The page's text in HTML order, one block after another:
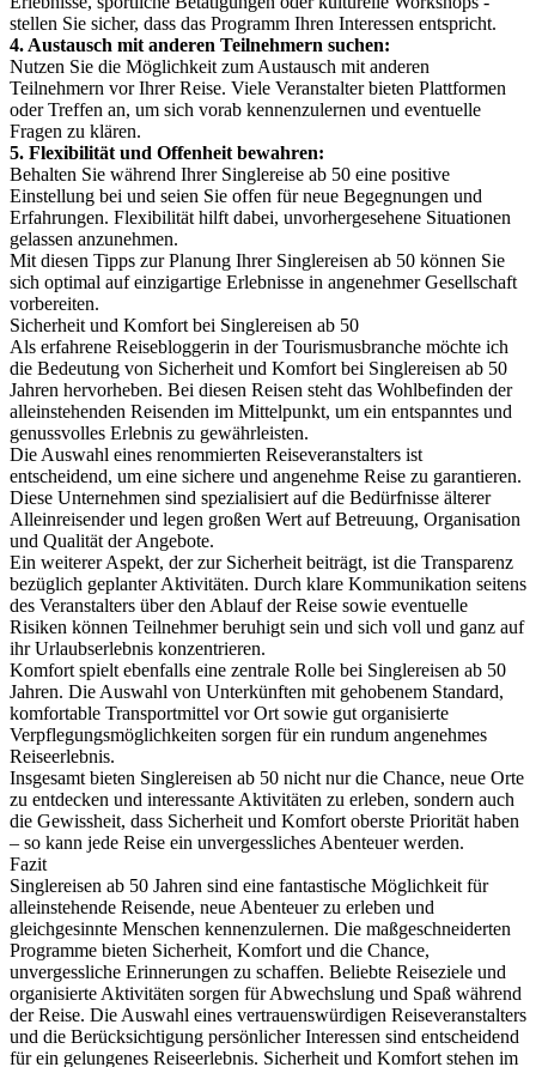
stellen Sie sicher, dass das Programm Ihren Interessen entspricht.
4. Austausch mit anderen Teilnehmern suchen:
Nutzen Sie die Möglichkeit zum Austausch mit anderen
Teilnehmern vor Ihrer Reise. Viele Veranstalter bieten Plattformen
oder Treffen an, um sich vorab kennenzulernen und eventuelle
Fragen zu klären.
5. Flexibilität und Offenheit bewahren:
Behalten Sie während Ihrer Singlereise ab 50 eine positive
Einstellung bei und seien Sie offen für neue Begegnungen und
Erfahrungen. Flexibilität hilft dabei, unvorhergesehene Situationen
gelassen anzunehmen.
Mit diesen Tipps zur Planung Ihrer Singlereisen ab 50 können Sie
sich optimal auf einzigartige Erlebnisse in angenehmer Gesellschaft
vorbereiten.
Sicherheit und Komfort bei Singlereisen ab 50
Als erfahrene Reisebloggerin in der Tourismusbranche möchte ich
die Bedeutung von Sicherheit und Komfort bei Singlereisen ab 50
Jahren hervorheben. Bei diesen Reisen steht das Wohlbefinden der
alleinstehenden Reisenden im Mittelpunkt, um ein entspanntes und
genussvolles Erlebnis zu gewährleisten.
Die Auswahl eines renommierten Reiseveranstalters ist
entscheidend, um eine sichere und angenehme Reise zu garantieren.
Diese Unternehmen sind spezialisiert auf die Bedürfnisse älterer
Alleinreisender und legen großen Wert auf Betreuung, Organisation
und Qualität der Angebote.
Ein weiterer Aspekt, der zur Sicherheit beiträgt, ist die Transparenz
bezüglich geplanter Aktivitäten. Durch klare Kommunikation seitens
des Veranstalters über den Ablauf der Reise sowie eventuelle
Risiken können Teilnehmer beruhigt sein und sich voll und ganz auf
ihr Urlaubserlebnis konzentrieren.
Komfort spielt ebenfalls eine zentrale Rolle bei Singlereisen ab 50
Jahren. Die Auswahl von Unterkünften mit gehobenem Standard,
komfortable Transportmittel vor Ort sowie gut organisierte
Verpflegungsmöglichkeiten sorgen für ein rundum angenehmes
Reiseerlebnis.
Insgesamt bieten Singlereisen ab 50 nicht nur die Chance, neue Orte
zu entdecken und interessante Aktivitäten zu erleben, sondern auch
die Gewissheit, dass Sicherheit und Komfort oberste Priorität haben
– so kann jede Reise ein unvergessliches Abenteuer werden.
Fazit
Singlereisen ab 50 Jahren sind eine fantastische Möglichkeit für
alleinstehende Reisende, neue Abenteuer zu erleben und
gleichgesinnte Menschen kennenzulernen. Die maßgeschneiderten
Programme bieten Sicherheit, Komfort und die Chance,
unvergessliche Erinnerungen zu schaffen. Beliebte Reiseziele und
organisierte Aktivitäten sorgen für Abwechslung und Spaß während
der Reise. Die Auswahl eines vertrauenswürdigen Reiseveranstalters
und die Berücksichtigung persönlicher Interessen sind entscheidend
für ein gelungenes Reiseerlebnis. Sicherheit und Komfort stehen im